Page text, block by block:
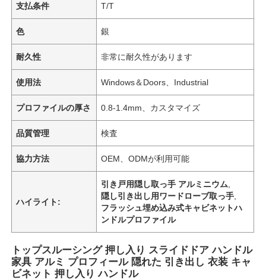
支払条件 T/T
色 銀
耐久性 非常に耐久性があります
使用法 Windows＆Doors、Industrial
プロファイルの厚さ 0.8-1.4mm、カスタマイズ
品質管理 検査
協力方法 OEM、ODMが利用可能
ハイライト:
引き戸用隠し取っ手 アルミニウム
隠し引き出し用ワードローブ取っ手
フラッシュ埋め込み式キャビネットハ
ンドルプロファイル
トップスルーシング 押し入り スライドドア ハンドル
家具 アルミ プロフィール 隠れた 引き出し 衣装 キャ
ビネット 押し入り ハンドル